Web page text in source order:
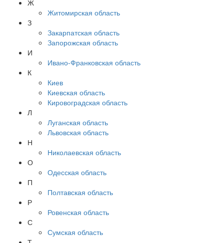
Ж
Житомирская область
З
Закарпатская область
Запорожская область
И
Ивано-Франковская область
К
Киев
Киевская область
Кировоградская область
Л
Луганская область
Львовская область
Н
Николаевская область
О
Одесская область
П
Полтавская область
Р
Ровенская область
С
Сумская область